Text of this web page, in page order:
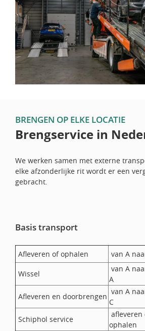
BRENGEN OP ELKE LOCATIE
Brengservice in
We werken samen met externe
elke afzonderlijke rit wordt er een
gebracht.
Basis transport
Afleveren of ophalen van A
Wissel
van A
A
Afleveren en doorbrengen
van A
C
Schiphol service
afleveren
ophalen